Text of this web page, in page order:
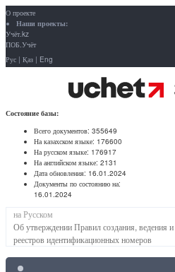
О проекте
Наши проекты:
Учёт.kz
ПОБ.Учёт
Рус | Қаз | Eng
Состояние базы:
Всего документов: 355649
На казахском языке: 176600
На русском языке: 176917
На английском языке: 2131
Дата обновления: 16.01.2024
Документы по состоянию на:
16.01.2024
на Русском
Об утверждении Правил создания, ведения
реестров идентификационных номеров